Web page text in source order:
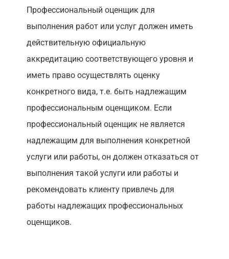
Профессиональный оценщик для
выполнения работ или услуг должен иметь
действительную официальную
аккредитацию соответствующего уровня и
иметь право осуществлять оценку
конкретного вида, т.е. быть надлежащим
профессиональным оценщиком. Если
профессиональный оценщик не является
надлежащим для выполнения конкретной
услуги или работы, он должен отказаться от
выполнения такой услуги или работы и
рекомендовать клиенту привлечь для
работы надлежащих профессиональных
оценщиков.